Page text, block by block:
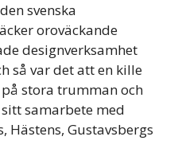
svenska
oroväckande
designverksamhet
så var det att en kille
stora trumman och
samarbete med
Hästens, Gustavsbergs